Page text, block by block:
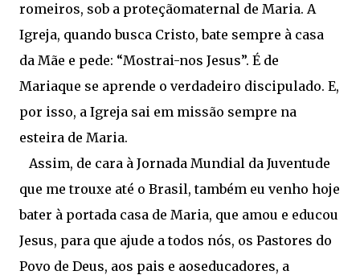
romeiros, sob a proteçãomaternal de Maria. A
Igreja, quando busca Cristo, bate sempre à casa
da Mãe e pede: “Mostrai-nos Jesus”. É de
Mariaque se aprende o verdadeiro discipulado. E,
por isso, a Igreja sai em missão sempre na
esteira de Maria.
Assim, de cara à Jornada Mundial da Juventude
que me trouxe até o Brasil, também eu venho hoje
bater à portada casa de Maria, que amou e educou
Jesus, para que ajude a todos nós, os Pastores do
Povo de Deus, aos pais e aoseducadores, a